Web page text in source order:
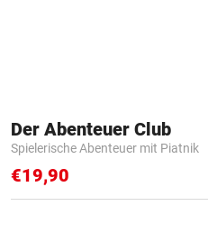
Der Abenteuer Club
Spielerische Abenteuer mit Piatnik
€19,90